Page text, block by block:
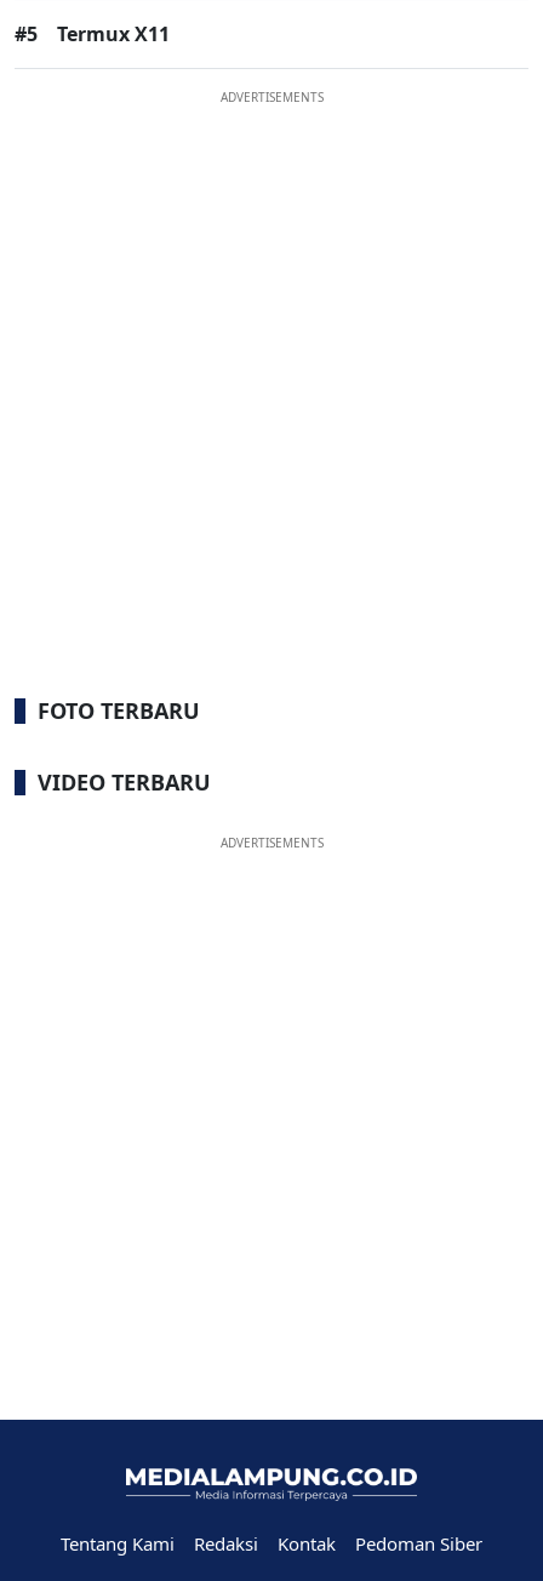
#5 Termux X11
ADVERTISEMENTS
FOTO TERBARU
VIDEO TERBARU
ADVERTISEMENTS
Tentang Kami Redaksi Kontak
Pedoman Siber